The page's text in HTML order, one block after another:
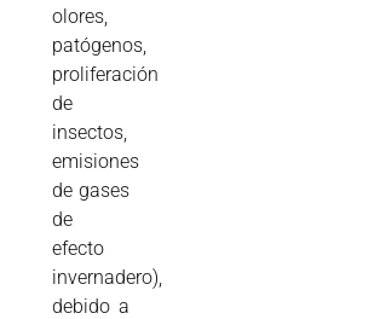
olores,
patógenos,
proliferación
de
insectos,
emisiones
de gases
de
efecto
invernadero),
debido a